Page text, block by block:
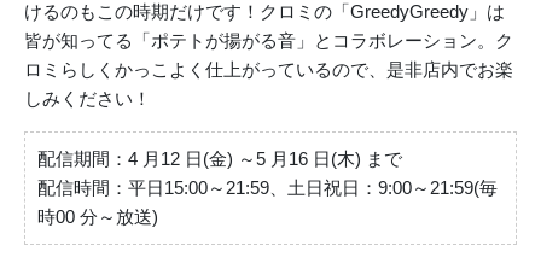
けるのもこの時期だけです！クロミの「GreedyGreedy」は
皆が知ってる「ポテトが揚がる音」とコラボレーション。ク
ロミらしくかっこよく仕上がっているので、是非店内でお楽
しみください！
配信期間：4 月12 日(金) ～5 月16 日(木) まで
配信時間：平日15:00～21:59、⼟日祝日：9:00～21:59(毎
時00 分～放送)